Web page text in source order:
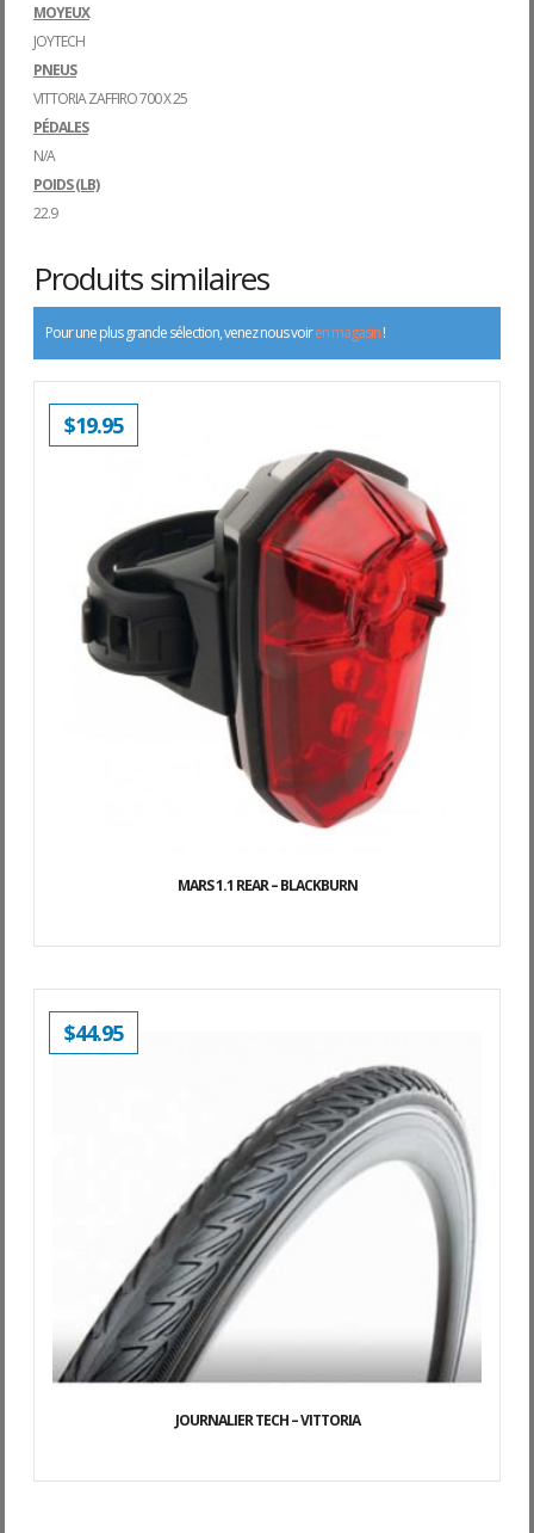
MOYEUX
JOYTECH
PNEUS
VITTORIA ZAFFIRO 700 X 25
PÉDALES
N/A
POIDS (LB)
22.9
Produits similaires
Pour une plus grande sélection, venez nous voiren magasin!
MARS 1.1 REAR – BLACKBURN
$19.95
JOURNALIER TECH – VITTORIA
$44.95